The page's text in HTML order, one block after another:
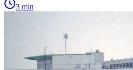
3 min